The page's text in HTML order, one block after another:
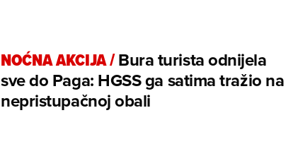
NOĆNA AKCIJA/Bura turista odnijela
sve do Paga: HGSS ga satima tražio na
nepristupačnoj obali